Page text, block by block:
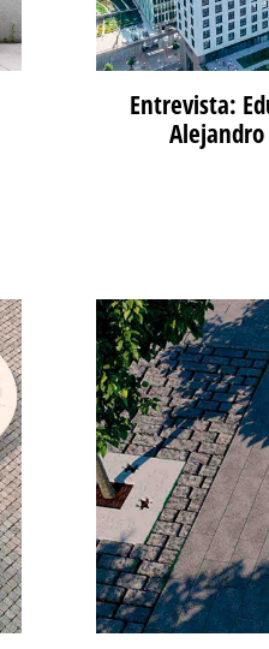
Entrevista: